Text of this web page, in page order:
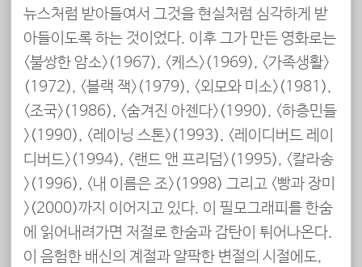
뉴스처럼 받아들여서 그것을 현실처럼 심각하게 받
아들이도록 하는 것이었다. 이후 그가 만든 영화로는
<불쌍한 암소>(1967), <케스>(1969), <가족생활>
(1972), <블랙 잭>(1979), <외모와 미소>(1981),
<조국>(1986), <숨겨진 아젠다>(1990), <하층민들
>(1990), <레이닝 스톤>(1993), <레이디버드 레이
디버드>(1994), <랜드 앤 프리덤>(1995), <칼라송
>(1996), <내 이름은 조>(1998) 그리고 <빵과 장미
>(2000)까지 이어지고 있다. 이 필모그래피를 한숨
에 읽어내려가면 저절로 한숨과 감탄이 튀어나온다.
이 음험한 배신의 계절과 얄팍한 변절의 시절에도,